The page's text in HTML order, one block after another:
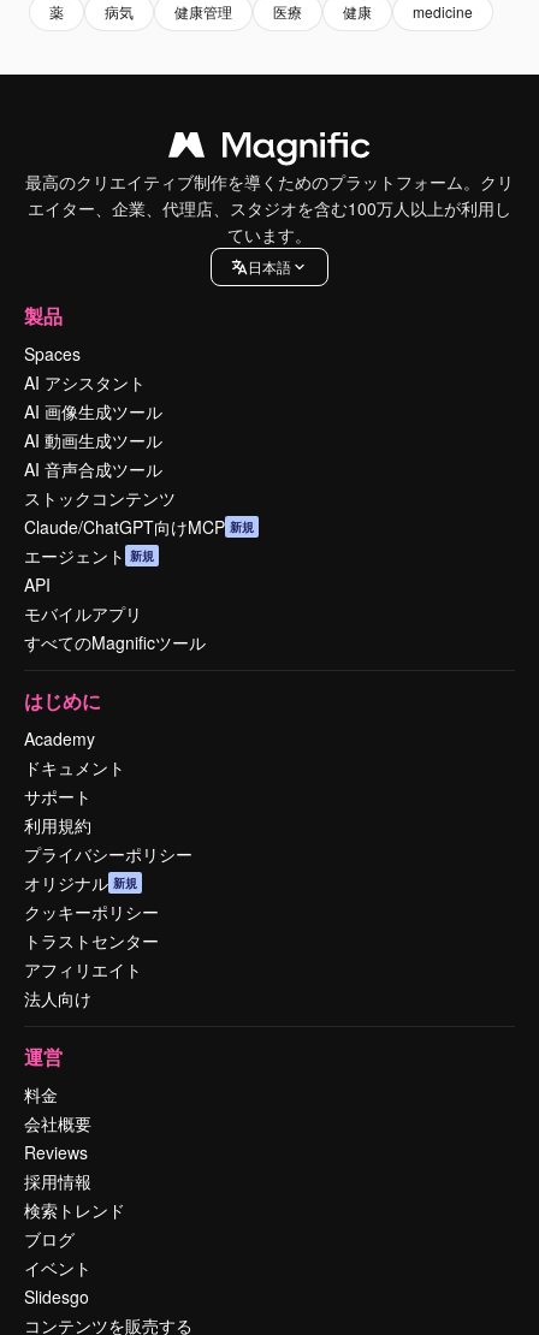
薬 病気 健康管理 医療 健康 medicine
最高のクリエイティブ制作を導くためのプラットフォーム。クリ
エイター、企業、代理店、スタジオを含む100万人以上が利用し
ています。
日本語
製品
Spaces
AI アシスタント
AI 画像生成ツール
AI 動画生成ツール
AI 音声合成ツール
ストックコンテンツ
Claude/ChatGPT向けMCP 新規
エージェント 新規
API
モバイルアプリ
すべてのMagnificツール
はじめに
Academy
ドキュメント
サポート
利用規約
プライバシーポリシー
オリジナル 新規
クッキーポリシー
トラストセンター
アフィリエイト
法人向け
運営
料金
会社概要
Reviews
採用情報
検索トレンド
ブログ
イベント
Slidesgo
コンテンツを販売する